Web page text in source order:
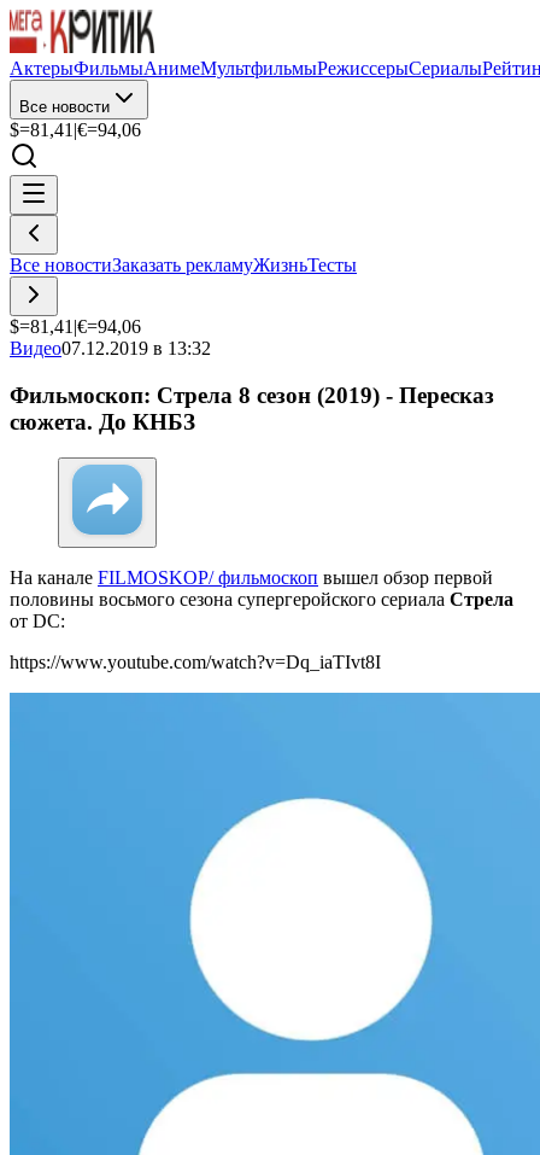
АктерыФильмыАнимеМультфильмыРежиссерыСериалы
Все новости
$=81,41 |€=94,06
Все новостиЗаказать рекламуЖизньТесты
$=81,41 |€=94,06
Видео07.12.2019 в 13:32
Фильмоскоп: Стрела 8 сезон (2019) - Пересказ
сюжета. До КНБЗ
На канале FILMOSKOP/ фильмоскоп вышел обзор первой
половины восьмого сезона супергеройского сериала Стрела
от DC:
https://www.youtube.com/watch?v=Dq_iaTIvt8I